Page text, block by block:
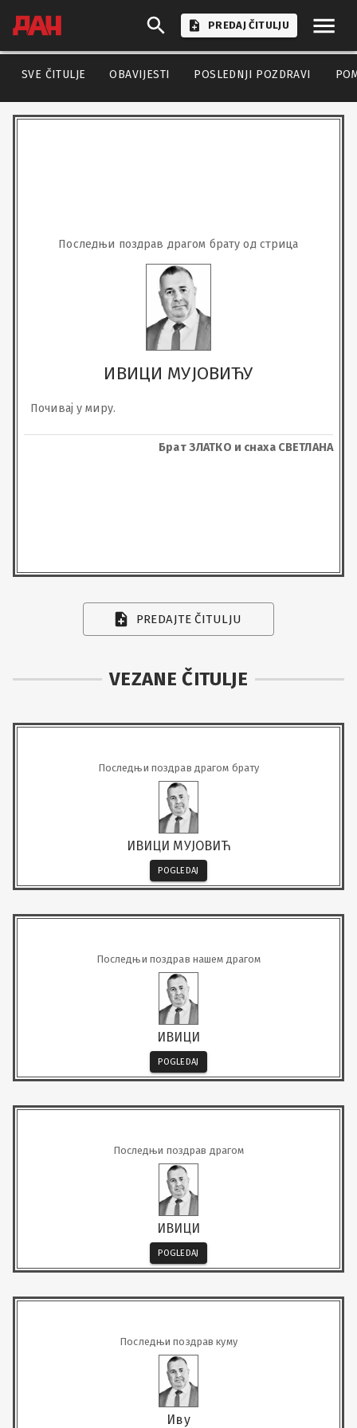
PREDAJ ČITULJU
SVE ČITULJE OBAVIJESTI POSLEDNJI POZDRAVI
Последњи поздрав драгом брату од стрица
ИВИЦИ МУЈОВИЋУ
Почивај у миру.
Брат ЗЛАТКО и снаха СВЕТЛАНА
PREDAJTE ČITULJU
VEZANE ČITULJE
Последњи поздрав драгом брату
ИВИЦИ МУЈОВИЋ
POGLEDAJ
Последњи поздрав нашем драгом
ИВИЦИ
POGLEDAJ
Последњи поздрав драгом
ИВИЦИ
POGLEDAJ
Последњи поздрав куму
Иву